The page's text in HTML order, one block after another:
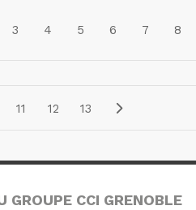
3 4 5 6 7 8
11 12 13
GROUPE CCI GRENOBLE